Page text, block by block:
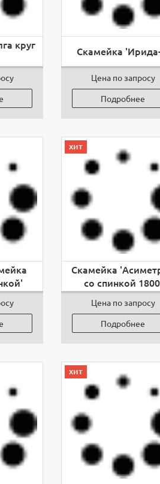
круг
Скамейка
Цена по запросу
Подробнее
хит
Скамейка
со спинкой
Цена по запросу
Подробнее
хит